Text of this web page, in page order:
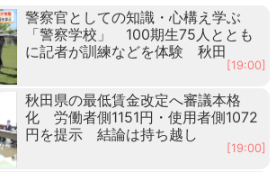
警察官としての知識・心構え学ぶ
「警察学校」 100期生75人ととも
に記者が訓練などを体験 秋田
[19:00]
秋田県の最低賃金改定へ審議本格
化 労働者側1151円・使用者側1072
円を提示 結論は持ち越し
[19:00]